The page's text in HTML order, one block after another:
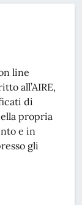
line
all’AIRE,
di
propria
e in
gli